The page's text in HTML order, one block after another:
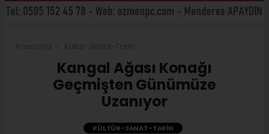
Kangal Ağası Konağı
Geçmişten Günümüze
Uzanıyor
KÜLTÜR-SANAT-TARIH